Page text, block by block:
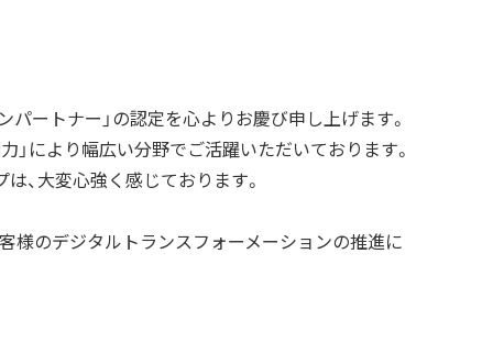
ートナー」の認定を心よりお慶び申し上げます。
」により幅広い分野でご活躍いただいております。
、大変心強く感じております。
様のデジタルトランスフォーメーションの推進に